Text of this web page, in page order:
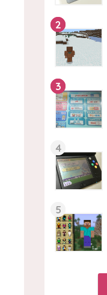
2
3
4
5